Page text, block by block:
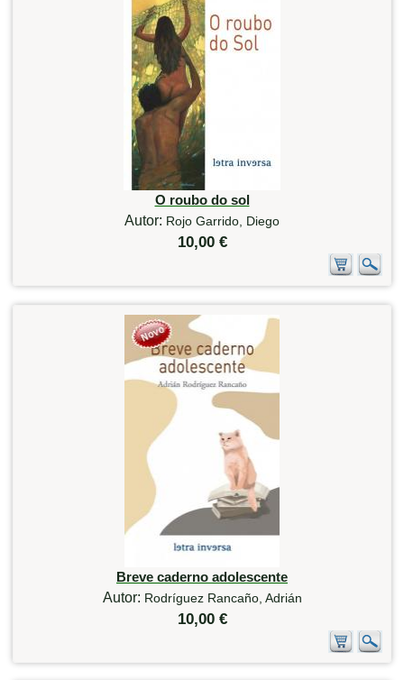
O roubo do sol
Autor: Rojo Garrido, Diego
10,00 €
Breve caderno adolescente
Autor: Rodríguez Rancaño, Adrián
10,00 €